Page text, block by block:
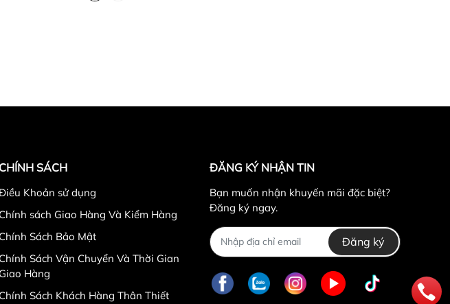
CHÍNH SÁCH
Khoản sử dụng
Chính sách Giao Hàng Và Kiểm Hàng
Chính Sách Bảo Mật
Chính Sách Vận Chuyển Và Thời Gian
Giao Hàng
Chính Sách Khách Hàng Thân Thiết
ĐĂNG KÝ NHẬN TIN
Bạn muốn nhận khuyến mãi đặc biệt?
Đăng ký ngay.
Đăng ký